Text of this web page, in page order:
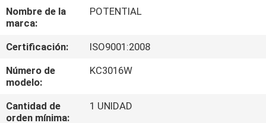
VIAJE
DE
LA
FÁBRICA
CONTROL
Nombre de la
marca:
POTENTIAL
Certificación:
ISO9001:2008
Número de
modelo:
KC3016W
Cantidad de
orden mínima:
1 UNIDAD